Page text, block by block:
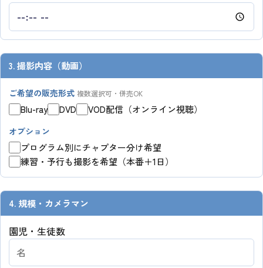
3. 撮影内容（動画）
ご希望の販売形式 複数選択可・併売OK
Blu-ray DVD VOD配信（オンライン視聴）
オプション
プログラム別にチャプター分け希望
練習・予行も撮影を希望（本番＋1日）
4. 規模・カメラマン
園児・生徒数